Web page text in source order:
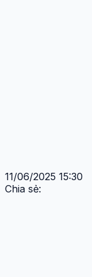
11/06/2025 15:30
Chia sẻ: